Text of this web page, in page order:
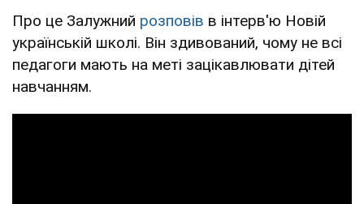
Про це Залужний розповів в інтерв'ю Новій
українській школі. Він здивований, чому не всі
педагоги мають на меті зацікавлювати дітей
навчанням.